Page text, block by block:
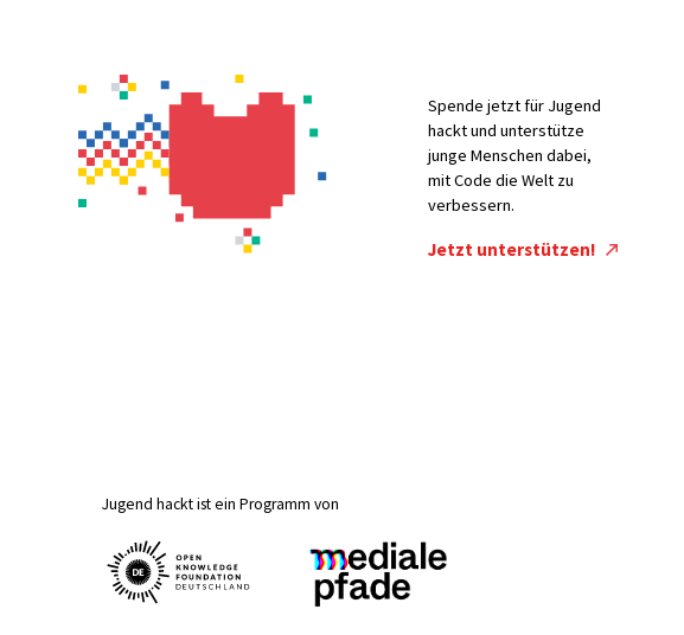
Spende jetzt für Jugend
hackt und unterstütze
junge Menschen dabei,
mit Code die Welt zu
verbessern.
Jetzt unterstützen!
Jugend hackt ist ein Programm von